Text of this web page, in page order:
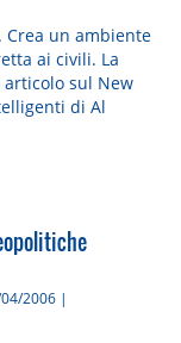
Crea un ambiente
ai civili. La
sul New
di Al
2006 |